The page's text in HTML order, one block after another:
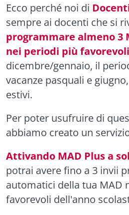
Ecco perché noi di
sempre ai docenti che si
programmare almeno 3
nei periodi più favorevoli
dicembre/gennaio, il
vacanze pasquali e
estivi.
Per poter usufruire di
abbiamo creato un
Attivando MAD Plus a
potrai avere fino a 3 invii
automatici della tua MAD
favorevoli dell'anno